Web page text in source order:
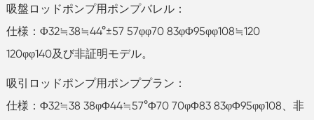
吸盤ロッドポンプ用ポンプバレル：
仕様：Φ32≒38≒44°±57 57φφ70 83φΦ95φφ108≒120
120φφ140及び非証明モデル。
吸引ロッドポンプ用ポンププラン：
仕様：Φ32≒38 38φΦ44≒57°Φ70 70φΦ83 83φΦ95φφ108、非